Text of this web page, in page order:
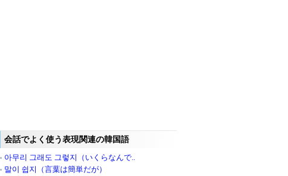
会話でよく使う表現関連の韓国語
아무리 그래도 그렇지（いくらなんで..
말이 쉽지（言葉は簡単だが）